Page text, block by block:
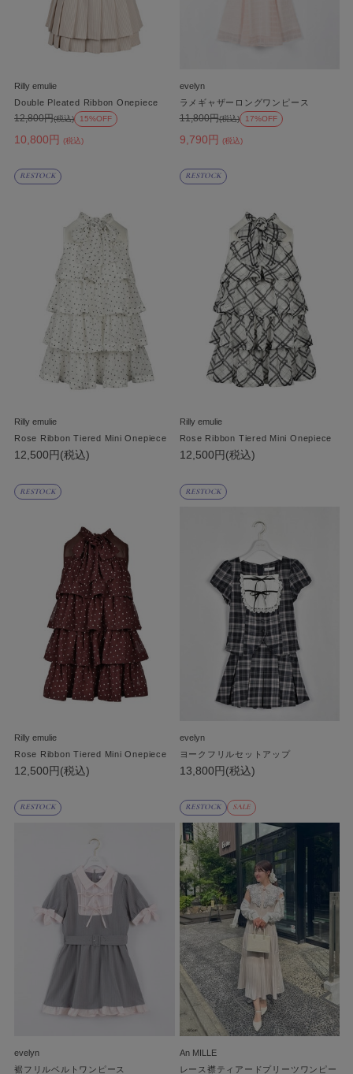
Rilly emulie
Double Pleated Ribbon Onepiece
10,800円 (税込)
12,800円(税込) 15%OFF
evelyn
ラメギャザーロングワンピース
9,790円 (税込)
11,800円(税込) 17%OFF
RESTOCK
Rilly emulie
Rose Ribbon Tiered Mini Onepiece
12,500円(税込)
RESTOCK
Rilly emulie
Rose Ribbon Tiered Mini Onepiece
12,500円(税込)
RESTOCK
Rilly emulie
Rose Ribbon Tiered Mini Onepiece
12,500円(税込)
RESTOCK
evelyn
ヨークフリルセットアップ
13,800円(税込)
RESTOCK
evelyn
裾フリルベルトワンピース
RESTOCK SALE
An MILLE
レース襟ティアードプリーツワンピー